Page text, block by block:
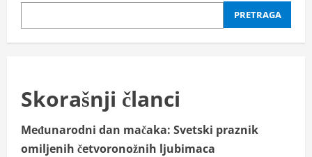
PRETRAGA
Skorašnji članci
Međunarodni dan mačaka: Svetski praznik
omiljenih četvoronožnih ljubimaca